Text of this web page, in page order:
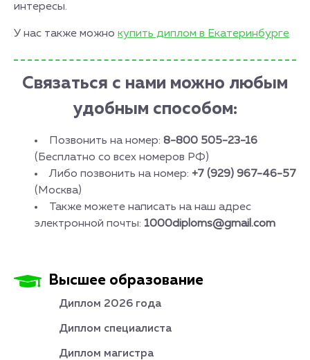
интересы.
У нас также можно купить диплом в Екатеринбурге
Связаться с нами можно любым
удобным способом:
Позвонить на номер: 8-800 505-23-16
(Бесплатно со всех номеров РФ)
Либо позвонить на номер: +7 (929) 967-46-57
(Москва)
Также можете написать на наш адрес
электронной почты: 1000diploms@gmail.com
Высшее образование
Диплом 2026 года
Диплом специалиста
Диплом магистра